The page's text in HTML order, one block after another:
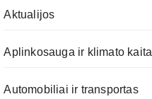
Aktualijos
Aplinkosauga ir klimato kaita
Automobiliai ir transportas